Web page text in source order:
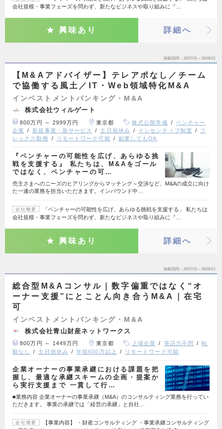
会社規模・事業フェーズを問わず、新たなビジネスや取り組みに『…
興味あり 詳細へ
掲載期間 26/07/31～26/08/13
【M&Aアドバイザー】テレアポなし／チーム
で協働する風土／IT・Web領域特化M&A
インベストメントバンキング・M&A
株式会社ウィルゲート
800万円 ～ 2999万円 東京都 株式公開準備
ベンチャー
企業
新規事業・新サービス 土日祝休み インセンティブ制度
フ
レックス勤務
リモートワーク可能 副業してもOK
『ベンチャーの可能性を広げ、あらゆる挑
戦を支援する』 私たちは、M&Aをゴール
ではなく、ベンチャーの可…
売主さまへのニーズのヒアリングからマッチング～交渉など、M&Aの成立に向け
た一連の業務を担当いただきます。インバウンド中…
会社概要
「ベンチャーの可能性を広げ、あらゆる挑戦を支援する」 私たちは
会社規模・事業フェーズを問わず、新たなビジネスや取り組みに『…
興味あり 詳細へ
掲載期間 26/07/31～26/08/13
総合型M&Aコンサル｜数字偏重ではなく“オ
ーナー支援”にとことん向き合うM&A｜在宅
可
インベストメントバンキング・M&A
株式会社青山財産ネットワークス
800万円 ～ 1449万円 東京都 上場企業 英語力不問
転
勤なし
土日祝休み 年収600万以上 リモートワーク可能
企業オーナーの事業承継における課題を把
握し、最適な承継スキームの企画・提案か
ら実行支援まで 一貫して行…
■業務内容 企業オーナーの事業承継（M&A）のコンサルティング業務を行ってい
ただきます。 事業の承継では「経営の承継」と自社…
会社概要
【事業内容】 ・財産コンサルティング ・事業承継コンサルティング